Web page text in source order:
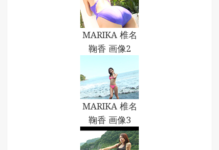
MARIKA 椎名
鞠香 画像2
MARIKA 椎名
鞠香 画像3